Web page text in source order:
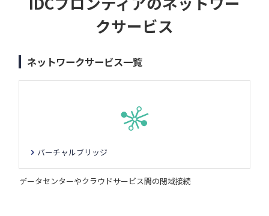
クサービス
ネットワークサービス一覧
バーチャルブリッジ
データセンターやクラウドサービス間の閉域接続